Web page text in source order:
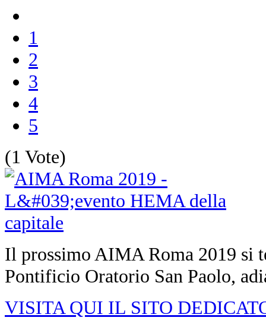
1
2
3
4
5
(1 Vote)
Il prossimo AIMA Roma 2019 si
Pontificio Oratorio San Paolo,
VISITA QUI IL SITO